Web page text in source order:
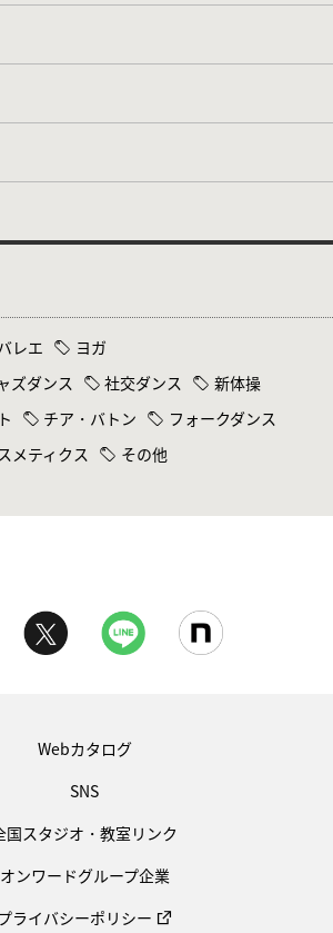
レエ
ヨガ
ズダンス
社交ダンス
新体操
チア・バトン
フォークダンス
メティクス その他
Webカタログ
SNS
国スタジオ・教室リンク
オンワードグループ企業
ライバシーポリシー